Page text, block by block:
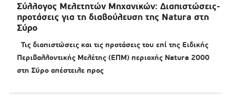
Σύλλογος Μελετητών Μηχανικών: Διαπιστώσεις-
προτάσεις για τη διαβούλευση της Natura στη
Σύρο
Τις διαπιστώσεις και τις προτάσεις του επί της Ειδικής
Περιβαλλοντικής Μελέτης (ΕΠΜ) περιοχής Natura 2000
στη Σύρο απέστειλε προς